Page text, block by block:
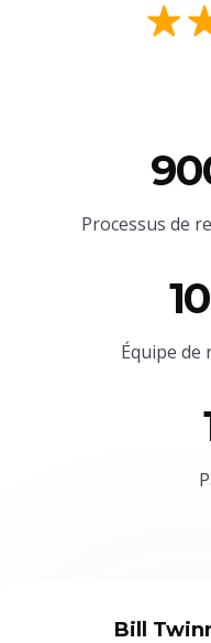
Processus de
Équipe de
Bill